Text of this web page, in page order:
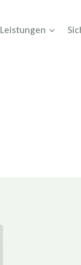
Leistungen